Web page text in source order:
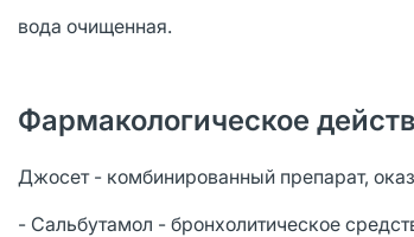
вода очищенная.
Фармакологическое
Джосет - комбинированный препарат,
- Сальбутамол - бронхолитическое